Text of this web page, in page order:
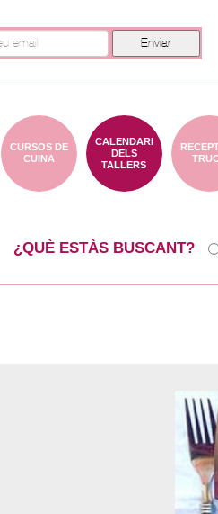
CALENDARI
DELS
TALLERS
CURSOS DE
CUINA
¿QUÈ ESTÀS BUSCANT?